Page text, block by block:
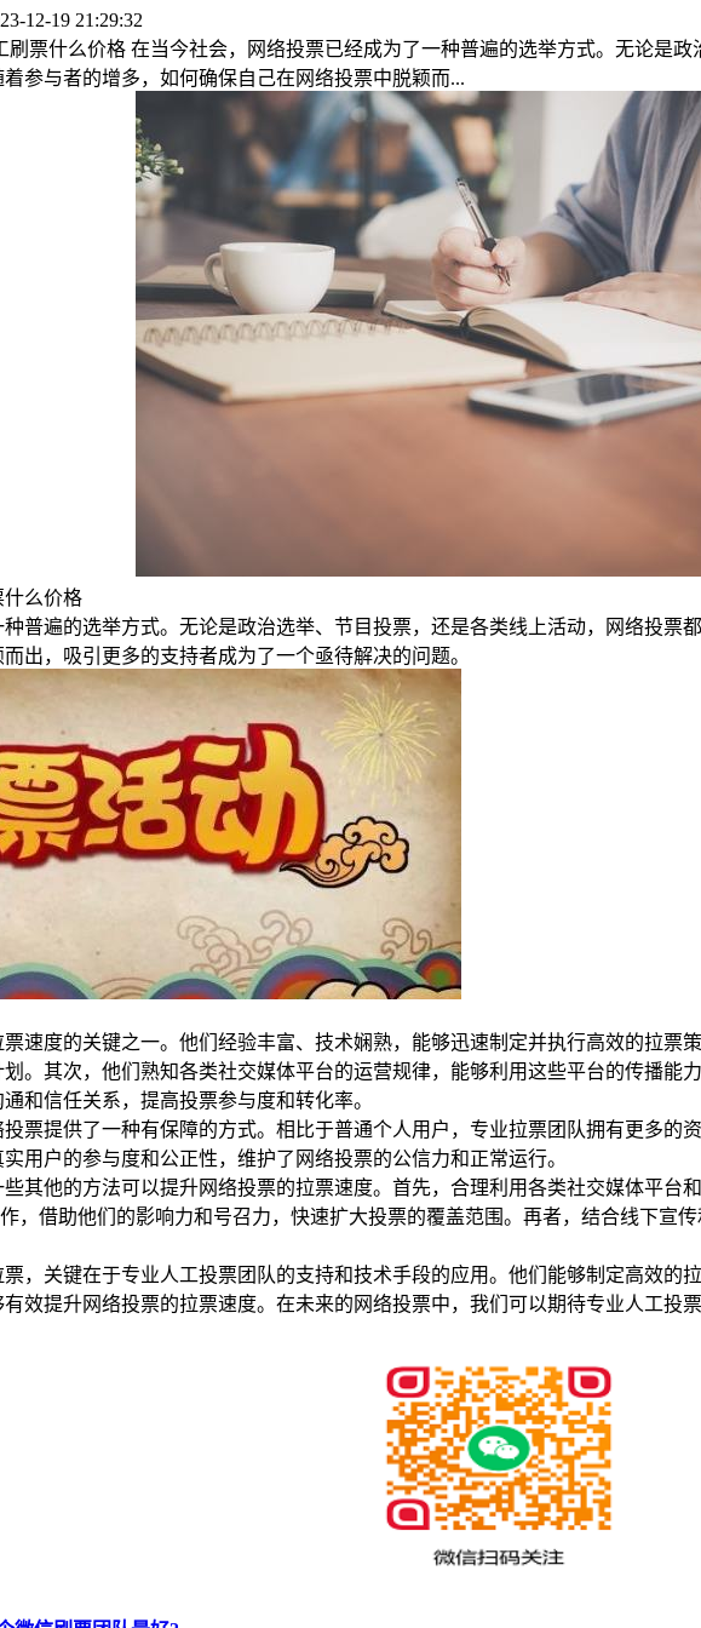
12-19 21:29:32
票什么价格 在当今社会，网络投票已经成为了一种普遍的选举方式。无论是
参与者的增多，如何确保自己在网络投票中脱颖而...
什么价格
普遍的选举方式。无论是政治选举、节目投票，还是各类线上活动，网络投票
出，吸引更多的支持者成为了一个亟待解决的问题。
速度的关键之一。他们经验丰富、技术娴熟，能够迅速制定并执行高效的拉
。其次，他们熟知各类社交媒体平台的运营规律，能够利用这些平台的传播
和信任关系，提高投票参与度和转化率。
票提供了一种有保障的方式。相比于普通个人用户，专业拉票团队拥有更多的
用户的参与度和公正性，维护了网络投票的公信力和正常运行。
其他的方法可以提升网络投票的拉票速度。首先，合理利用各类社交媒体平
，借助他们的影响力和号召力，快速扩大投票的覆盖范围。再者，结合线下宣
，关键在于专业人工投票团队的支持和技术手段的应用。他们能够制定高效
效提升网络投票的拉票速度。在未来的网络投票中，我们可以期待专业人工投